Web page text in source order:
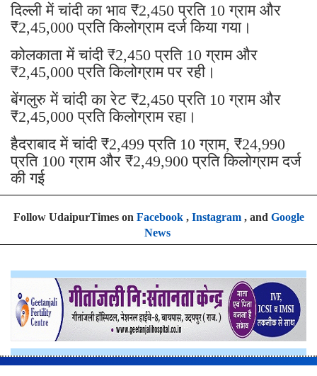
दिल्ली में चांदी का भाव ₹2,450 प्रति 10 ग्राम और
₹2,45,000 प्रति किलोग्राम दर्ज किया गया।
कोलकाता में चांदी ₹2,450 प्रति 10 ग्राम और
₹2,45,000 प्रति किलोग्राम पर रही।
बेंगलुरु में चांदी का रेट ₹2,450 प्रति 10 ग्राम और
₹2,45,000 प्रति किलोग्राम रहा।
हैदराबाद में चांदी ₹2,499 प्रति 10 ग्राम, ₹24,990
प्रति 100 ग्राम और ₹2,49,900 प्रति किलोग्राम दर्ज
की गई
Follow UdaipurTimes on Facebook, Instagram, and Google
News